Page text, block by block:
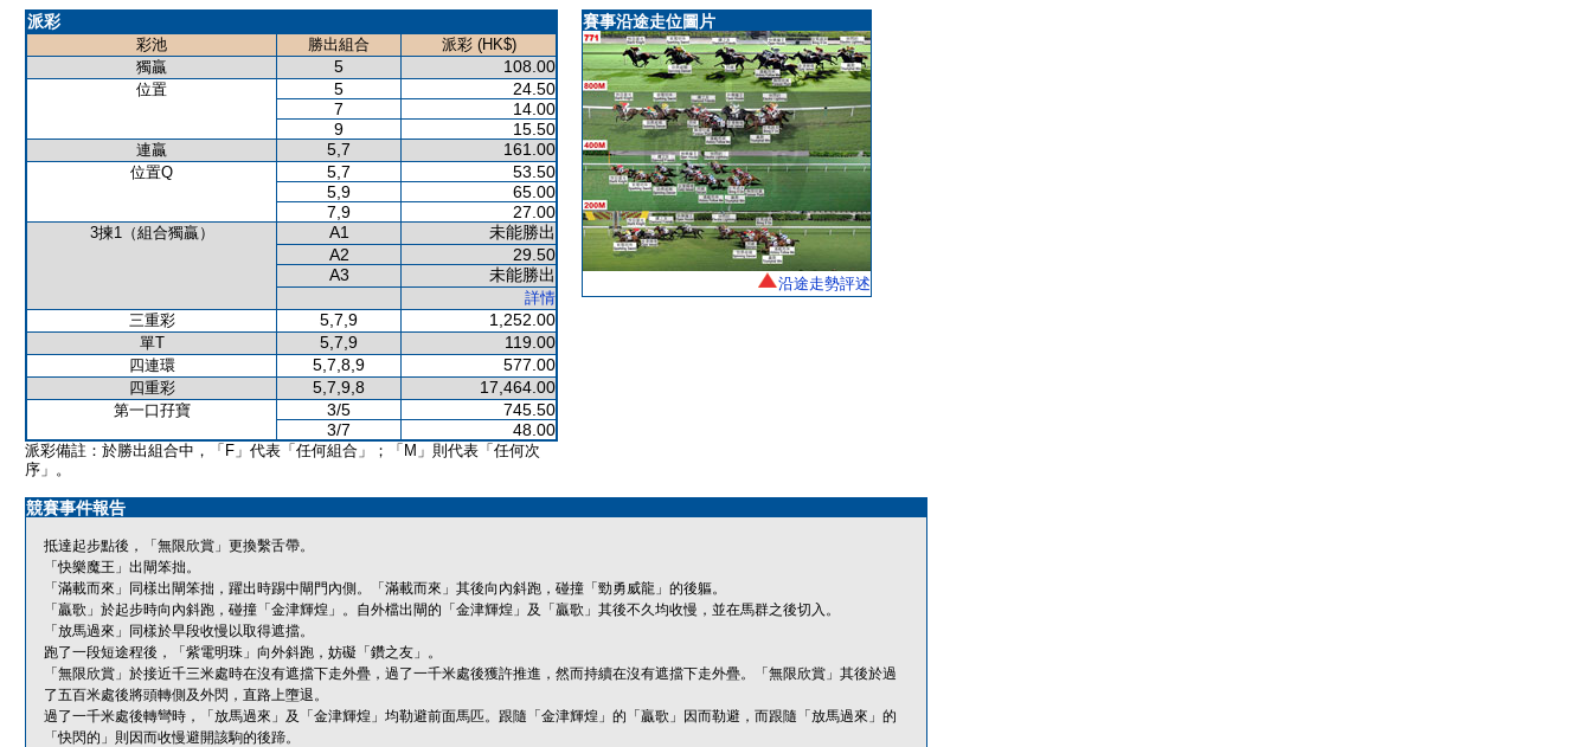
派彩
彩池 勝出組合
派彩 (HK$)
獨贏
5 108.00
位置 5
24.50
7
14.00
9
15.50
連贏 5,7 161.00
位置Q 5,7
53.50
5,9
65.00
7,9
27.00
3揀1（組合獨贏） A1
未能勝出
A2
29.50
A3
未能勝出
詳情
三重彩
5,7,9 1,252.00
單T 5,7,9 119.00
四連環 5,7,8,9 577.00
四重彩 5,7,9,8 17,464.00
第一口孖寶 3/5
745.50
3/7
48.00
派彩備註：於勝出組合中，「F」代表「任何組合」；「M」則代表「任何次
序」。
賽事沿途走位圖片
沿途走勢評述
競賽事件報告
抵達起步點後，「無限欣賞」更換繫舌帶。
「快樂魔王」出閘笨拙。
「滿載而來」同樣出閘笨拙，躍出時踢中閘門內側。「滿載而來」其後向內斜跑，碰撞「勁勇威龍」的後軀。
「贏歌」於起步時向內斜跑，碰撞「金津輝煌」。自外檔出閘的「金津輝煌」及「贏歌」其後不久均收慢，並在馬群之後切入。
「放馬過來」同樣於早段收慢以取得遮擋。
跑了一段短途程後，「紫電明珠」向外斜跑，妨礙「鑽之友」。
「無限欣賞」於接近千三米處時在沒有遮擋下走外疊，過了一千米處後獲許推進，然而持續在沒有遮擋下走外疊。「無限欣賞」其後於過
了五百米處後將頭轉側及外閃，直路上墮退。
過了一千米處後轉彎時，「放馬過來」及「金津輝煌」均勒避前面馬匹。跟隨「金津輝煌」的「贏歌」因而勒避，而跟隨「放馬過來」的
「快閃的」則因而收慢避開該駒的後蹄。